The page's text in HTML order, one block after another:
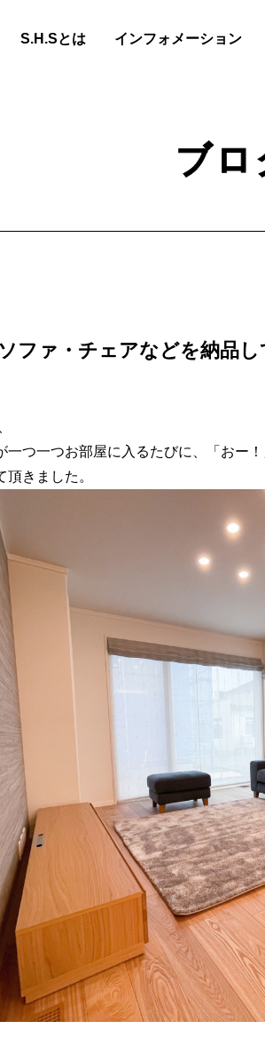
S.H.Sとは インフォメーション
ブロ
ファ・チェアなどを納品
一つ一つお部屋に入るたびに、「おー
頂きました。